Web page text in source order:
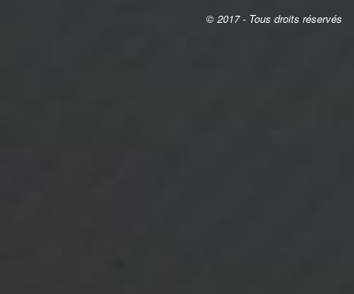
© 2017 - Tous droits réservés